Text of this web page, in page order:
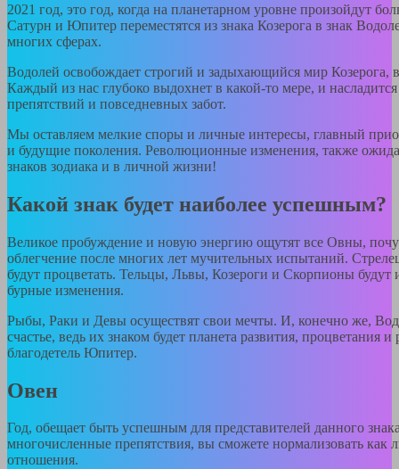
2021 год, это год, когда на планетарном уровне произойдут
Сатурн и Юпитер переместятся из знака Козерога в знак
многих сферах.
Водолей освобождает строгий и задыхающийся мир Козерога,
Каждый из нас глубоко выдохнет в какой-то мере, и
препятствий и повседневных забот.
Мы оставляем мелкие споры и личные интересы, главный
и будущие поколения. Революционные изменения, также
знаков зодиака и в личной жизни!
Какой знак будет наиболее успешным?
Великое пробуждение и новую энергию ощутят все Овны,
облегчение после многих лет мучительных испытаний.
будут процветать. Тельцы, Львы, Козероги и Скорпионы будут
бурные изменения.
Рыбы, Раки и Девы осуществят свои мечты. И, конечно же,
счастье, ведь их знаком будет планета развития, процветания
благодетель Юпитер.
Овен
Год, обещает быть успешным для представителей данного
многочисленные препятствия, вы сможете нормализовать как
отношения.